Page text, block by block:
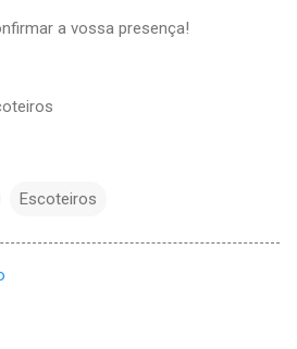
a vossa presença!
Escoteiros